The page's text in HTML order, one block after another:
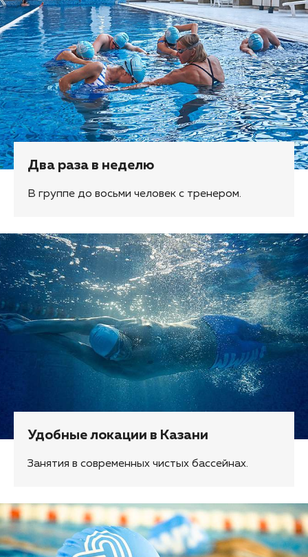
Два раза в неделю
В группе до восьми человек с тренером.
Удобные локации в Казани
Занятия в современных чистых бассейнах.